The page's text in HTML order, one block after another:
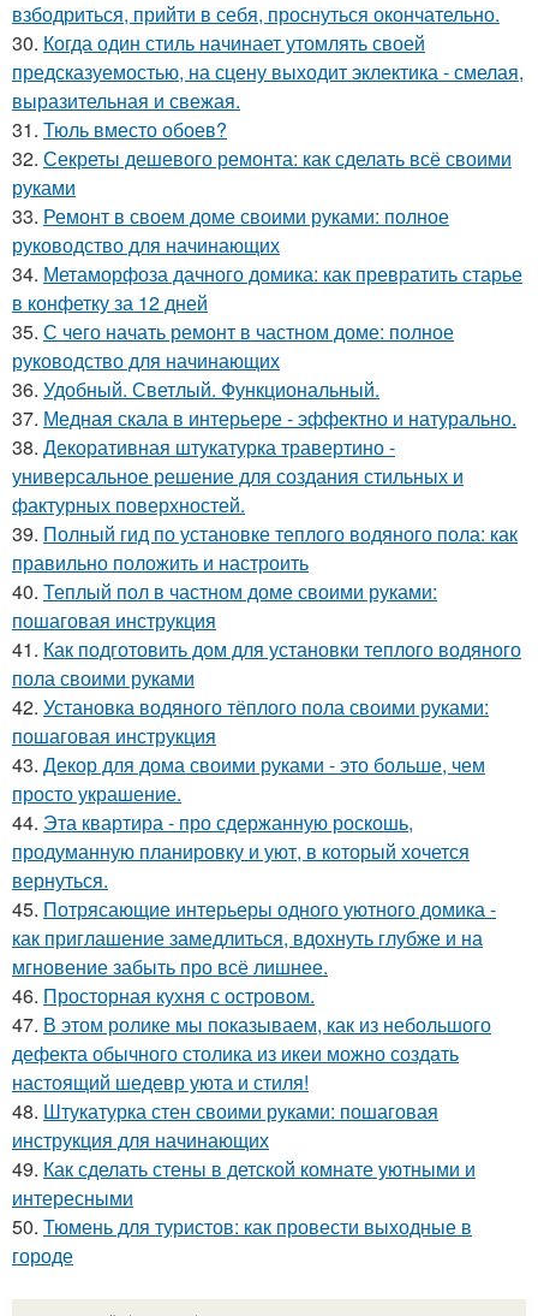
взбодриться, прийти в себя, проснуться окончательно.
30. Когда один стиль начинает утомлять своей
предсказуемостью, на сцену выходит эклектика - смелая,
выразительная и свежая.
31. Тюль вместо обоев?
32. Секреты дешевого ремонта: как сделать всё своими
руками
33. Ремонт в своем доме своими руками: полное
руководство для начинающих
34. Метаморфоза дачного домика: как превратить старье
в конфетку за 12 дней
35. С чего начать ремонт в частном доме: полное
руководство для начинающих
36. Удобный. Светлый. Функциональный.
37. Медная скала в интерьере - эффектно и натурально.
38. Декоративная штукатурка травертино -
универсальное решение для создания стильных и
фактурных поверхностей.
39. Полный гид по установке теплого водяного пола: как
правильно положить и настроить
40. Теплый пол в частном доме своими руками:
пошаговая инструкция
41. Как подготовить дом для установки теплого водяного
пола своими руками
42. Установка водяного тёплого пола своими руками:
пошаговая инструкция
43. Декор для дома своими руками - это больше, чем
просто украшение.
44. Эта квартира - про сдержанную роскошь,
продуманную планировку и уют, в который хочется
вернуться.
45. Потрясающие интерьеры одного уютного домика -
как приглашение замедлиться, вдохнуть глубже и на
мгновение забыть про всё лишнее.
46. Просторная кухня с островом.
47. В этом ролике мы показываем, как из небольшого
дефекта обычного столика из икеи можно создать
настоящий шедевр уюта и стиля!
48. Штукатурка стен своими руками: пошаговая
инструкция для начинающих
49. Как сделать стены в детской комнате уютными и
интересными
50. Тюмень для туристов: как провести выходные в
городе